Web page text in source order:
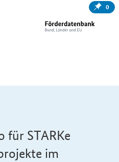
0
für STARKe
im